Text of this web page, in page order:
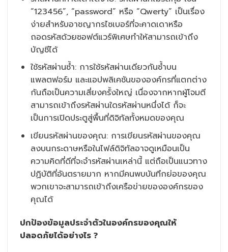
“123456”, “password” หรือ “Qwerty” เป็นเรื่อง
ง่ายสำหรับอาชญากรไซเบอร์ที่จะคาดเดาหรือ
ถอดรหัสด้วยซอฟต์แวร์พิเศษทำให้สามารถเข้าถึง
บัญชีได้
ใช้รหัสผ่านซ้ำ: การใช้รหัสผ่านเดียวกันซ้ำบน
แพลตฟอร์ม และแอปพลิเคชันขององค์กรที่แตกต่าง
กันถือเป็นความเสี่ยงครั้งใหญ่ เนื่องจากหากผู้โจมตี
สามารถเข้าถึงรหัสผ่านใดรหัสผ่านหนึ่งได้ ก็จะ
เป็นการเปิดประตูสู่พื้นที่ดิจิทัลทั้งหมดของคุณ
เขียนรหัสผ่านของคุณ: การเขียนรหัสผ่านของคุณ
ลงบนกระดาษหรือในไฟล์ดิจิทัลอาจดูเหมือนเป็น
ความคิดที่ดีที่จะจำรหัสผ่านเหล่านี้ แต่ถือเป็นแนวทาง
ปฏิบัติที่อันตรายมาก หากมีคนพบบันทึกย่อของคุณ
พวกเขาจะสามารถเข้าถึงเครือข่ายขององค์กรของ
คุณได้
ปกป้องข้อมูลประจำตัวในองค์กรของคุณให้
ปลอดภัยได้อย่างไร ?